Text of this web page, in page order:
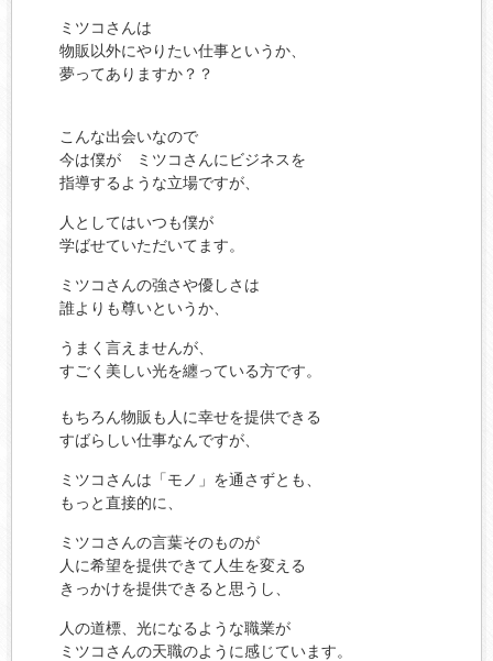
ミツコさんは
物販以外にやりたい仕事というか、
夢ってありますか？？
こんな出会いなので
今は僕が ミツコさんにビジネスを
指導するような立場ですが、
人としてはいつも僕が
学ばせていただいてます。
ミツコさんの強さや優しさは
誰よりも尊いというか、
うまく言えませんが、
すごく美しい光を纏っている方です。
もちろん物販も人に幸せを提供できる
すばらしい仕事なんですが、
ミツコさんは「モノ」を通さずとも、
もっと直接的に、
ミツコさんの言葉そのものが
人に希望を提供できて人生を変える
きっかけを提供できると思うし、
人の道標、光になるような職業が
ミツコさんの天職のように感じています。